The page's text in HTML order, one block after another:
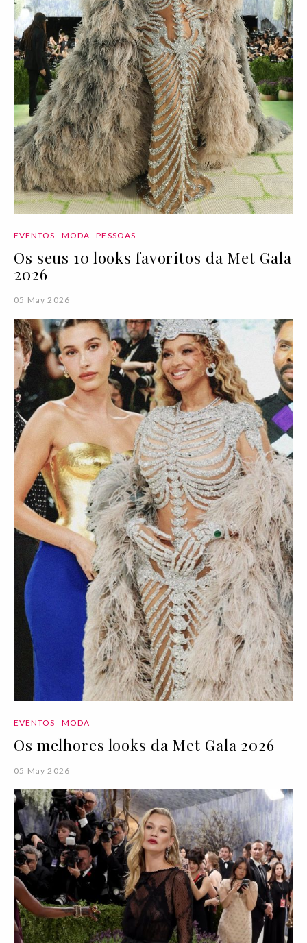
EVENTOS MODA PESSOAS
Os seus 10 looks favoritos da Met Gala
2026
05 May 2026
EVENTOS MODA
Os melhores looks da Met Gala 2026
05 May 2026